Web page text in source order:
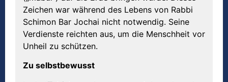
Zeichen war während des Lebens von Rabbi
Schimon Bar Jochai nicht notwendig. Seine
Verdienste reichten aus, um die Menschheit vor
Unheil zu schützen.
Zu selbstbewusst